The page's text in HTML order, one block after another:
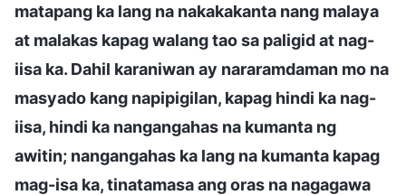
matapang ka lang na nakakakanta nang malaya
at malakas kapag walang tao sa paligid at nag-
iisa ka. Dahil karaniwan ay nararamdaman mo na
masyado kang napipigilan, kapag hindi ka nag-
iisa, hindi ka nangangahas na kumanta ng
awitin; nangangahas ka lang na kumanta kapag
mag-isa ka, tinatamasa ang oras na nagagawa